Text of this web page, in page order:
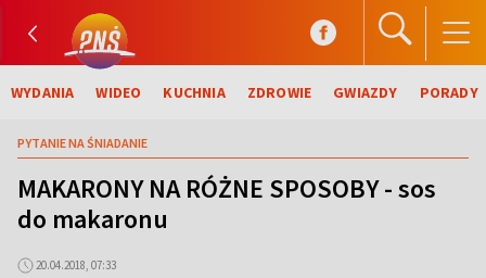
WYDANIA WIDEO KUCHNIA ZDROWIE GWIAZDY PORADY
PYTANIE NA ŚNIADANIE
MAKARONY NA RÓŻNE SPOSOBY - sos
do makaronu
20.04.2018, 07:33